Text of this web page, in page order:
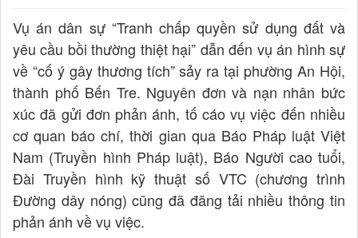
Vụ án dân sự “Tranh chấp quyền sử dụng đất và
yêu cầu bồi thường thiệt hại” dẫn đến vụ án hình sự
về “cố ý gây thương tích” sảy ra tại phường An Hội,
thành phố Bến Tre. Nguyên đơn và nạn nhân bức
xúc đã gửi đơn phản ánh, tố cáo vụ việc đến nhiều
cơ quan báo chí, thời gian qua Báo Pháp luật Việt
Nam (Truyền hình Pháp luật), Báo Người cao tuổi,
Đài Truyền hình kỹ thuật số VTC (chương trình
Đường dây nóng) cũng đã đăng tải nhiều thông tin
phản ánh về vụ việc.